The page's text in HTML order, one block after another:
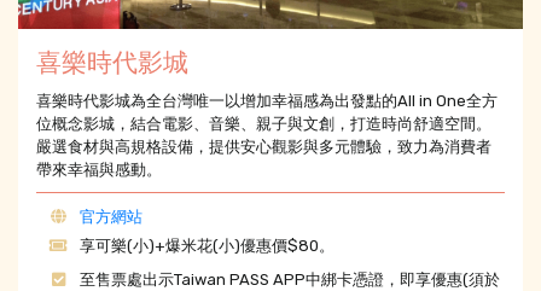
喜樂時代影城
喜樂時代影城為全台灣唯一以增加幸福感為出發點的All in One全方
位概念影城，結合電影、音樂、親子與文創，打造時尚舒適空間。
嚴選食材與高規格設備，提供安心觀影與多元體驗，致力為消費者
帶來幸福與感動。
官方網站
享可樂(小)+爆米花(小)優惠價$80。
至售票處出示Taiwan PASS APP中綁卡憑證，即享優惠(須於